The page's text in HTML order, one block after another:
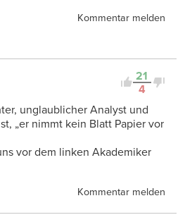
Kommentar melden
21
4
unglaublicher Analyst und
„er nimmt kein Blatt Papier vor
vor dem linken Akademiker
Kommentar melden